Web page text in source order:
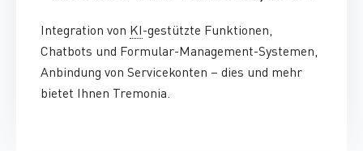
:Integration von KI-gestützte Funktionen,
Chatbots und Formular-Management-Systemen,
Anbindung von Servicekonten – dies und mehr
bietet Ihnen Tremonia.